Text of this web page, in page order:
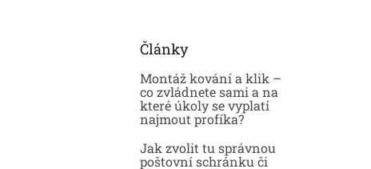
Články
Montáž kování a klik –
co zvládnete sami a na
které úkoly se vyplatí
najmout profíka?
Jak zvolit tu správnou
poštovní schránku či